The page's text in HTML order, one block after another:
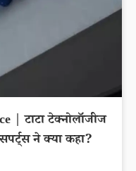
| टाटा टेक्नोलॉजीज
ने क्या कहा?